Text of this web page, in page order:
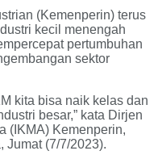
(Kemenperin) terus
kecil menengah
pertumbuhan
sektor
kita bisa naik kelas dan
besar,” kata Dirjen
(IKMA) Kemenperin,
Jumat (7/7/2023).